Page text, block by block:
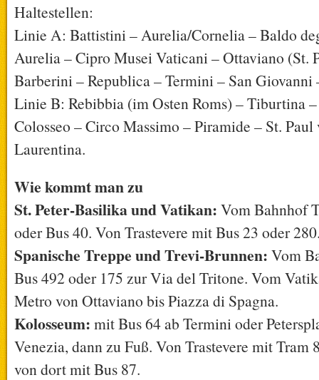
Haltestellen:
Linie A: Battistini – Aurelia/Cornelia – Baldo
Aurelia – Cipro Musei Vaticani – Ottaviano (St.
Barberini – Republica – Termini – San Giovanni
Linie B: Rebibbia (im Osten Roms) – Tiburtina
Colosseo – Circo Massimo – Piramide – St.
Laurentina.
Wie kommt man zu
St. Peter-Basilika und Vatikan: Vom Bahnhof
oder Bus 40. Von Trastevere mit Bus 23 oder
Spanische Treppe und Trevi-Brunnen: Vom
Bus 492 oder 175 zur Via del Tritone. Vom
Metro von Ottaviano bis Piazza di Spagna.
Kolosseum: mit Bus 64 ab Termini oder
Venezia, dann zu Fuß. Von Trastevere mit Tram
von dort mit Bus 87.